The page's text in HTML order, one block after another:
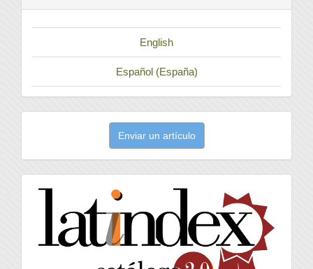
English
Español (España)
artículo
Enviar un artículo
latindex